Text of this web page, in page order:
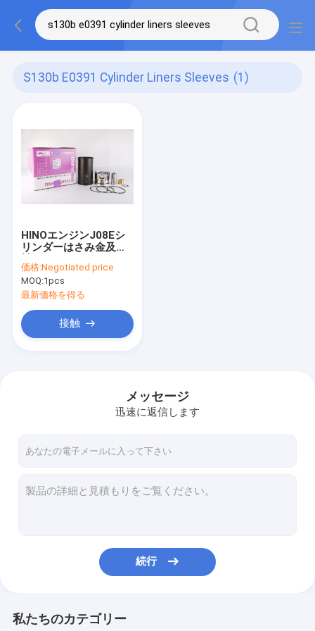
S130b E0391 Cylinder Liners Sleeves (1)
HINOエンジンJ08Eシ
リンダーはさみ金及び
S130B-E0391
価格:Negotiated price
MOQ:1pcs
最新価格を得る
接触
メッセージ
迅速に返信します
続行
私たちのカテゴリー